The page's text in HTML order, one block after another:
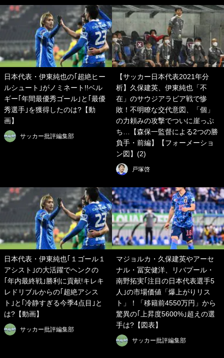
日本代表・伊東純也の｢超絶ヒー
ルシュート｣がノミネート!!ベル
ギー｢年間最優秀ゴール｣と｢最優
秀選手｣を獲得したのは?【動
画】
サッカー批評編集部
【サッカー日本代表2021年分
析】久保建英、伊東純也「不
在」のサウジアラビア戦で惨
敗！不明瞭な交代意図、「個」
の力頼みの攻撃でついに崖っぷ
ち…【森保一監督による2つの勝
負手・前編】【フォーメーショ
ン図】(2)
戸塚啓
日本代表・伊東純也｢１ゴール１
アシスト｣の大活躍でヘンクの
｢年内最終戦｣勝利に貢献!キレキ
レドリブルからの｢超絶アシス
ト｣と｢冷静すぎる今季4点目｣と
は?【動画】
サッカー批評編集部
マジョルカ・久保建英やアーセ
ナル・冨安健洋、リバプール・
南野拓実｢注目の日本代表選手5
人｣の市場価値「爆上がりリス
ト」！「移籍前4550万円」から
驚異の｢上昇度5600%｣超えの選
手は?【図表】
サッカー批評編集部